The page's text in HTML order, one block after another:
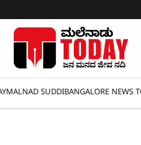
MALNAD SUDDIBANGALORE NEWS